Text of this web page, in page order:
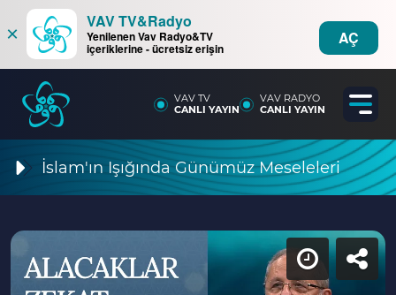
×
VAV TV&Radyo
Yenilenen Vav Radyo&TV
içeriklerine - ücretsiz erişin
AÇ
VAV TV
CANLI YAYIN
VAV RADYO
CANLI YAYIN
İslam'ın Işığında Günümüz Meseleleri